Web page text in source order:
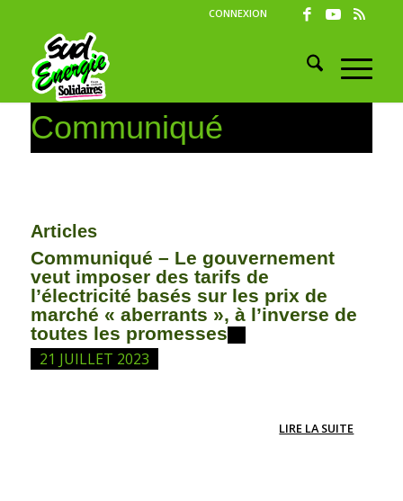
CONNEXION
Communiqué
Articles
Communiqué – Le gouvernement
veut imposer des tarifs de
l’électricité basés sur les prix de
marché « aberrants », à l’inverse de
toutes les promesses
21 JUILLET 2023
LIRE LA SUITE